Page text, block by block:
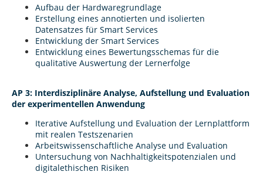
Aufbau der Hardwaregrundlage
Erstellung eines annotierten und isolierten
Datensatzes für Smart Services
Entwicklung der Smart Services
Entwicklung eines Bewertungsschemas für die
qualitative Auswertung der Lernerfolge
AP 3: Interdisziplinäre Analyse, Aufstellung und Evaluation
der experimentellen Anwendung
Iterative Aufstellung und Evaluation der Lernplattform
mit realen Testszenarien
Arbeitswissenschaftliche Analyse und Evaluation
Untersuchung von Nachhaltigkeitspotenzialen und
digitalethischen Risiken